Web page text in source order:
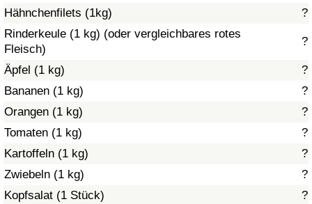
Hähnchenfilets (1kg)
?
Rinderkeule (1 kg) (oder vergleichbares rotes
Fleisch)
?
Äpfel (1 kg)
?
Bananen (1 kg)
?
Orangen (1 kg)
?
Tomaten (1 kg)
?
Kartoffeln (1 kg)
?
Zwiebeln (1 kg)
?
Kopfsalat (1 Stück)
?
Umweltverschmutzung
Umweltverschmutzungs-Index (aktuell)
Verschmutzungsindex
Umweltverschmutzungs-Index nach Land
Verkehr
Verkehrs-Index